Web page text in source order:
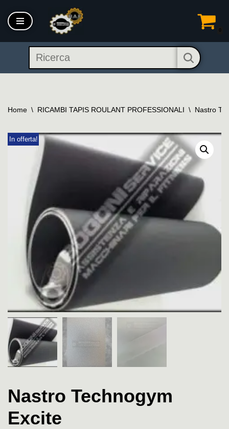
Vai
contenuto
Home \ RICAMBI TAPIS ROULANT PROFESSIONALI \ Nastro
In offerta!
Nastro Technogym
Excite